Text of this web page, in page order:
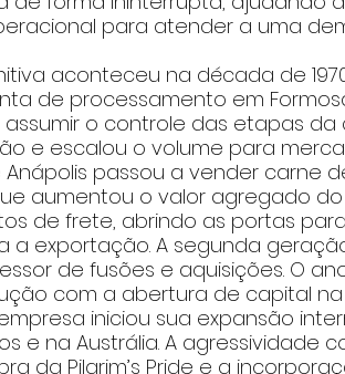
para atender a uma
aconteceu na década de
de processamento em
assumir o controle das etapas
e escalou o volume para
Anápolis passou a vender carne
aumentou o valor agregado
de frete, abrindo as portas
a exportação. A segunda
de fusões e aquisições. O
com a abertura de capital na
iniciou sua expansão
e na Austrália. A agressividade
da Pilgrim’s Pride e a